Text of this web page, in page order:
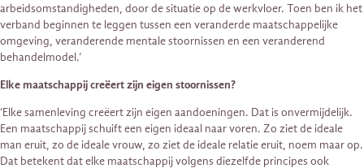
arbeidsomstandigheden, door de situatie op de werkvloer. Toen ben ik het
verband beginnen te leggen tussen een veranderde maatschappelijke
omgeving, veranderende mentale stoornissen en een veranderend
behandelmodel.’
Elke maatschappij creëert zijn eigen stoornissen?
‘Elke samenleving creëert zijn eigen aandoeningen. Dat is onvermijdelijk.
Een maatschappij schuift een eigen ideaal naar voren. Zo ziet de ideale
man eruit, zo de ideale vrouw, zo ziet de ideale relatie eruit, noem maar op.
Dat betekent dat elke maatschappij volgens diezelfde principes ook